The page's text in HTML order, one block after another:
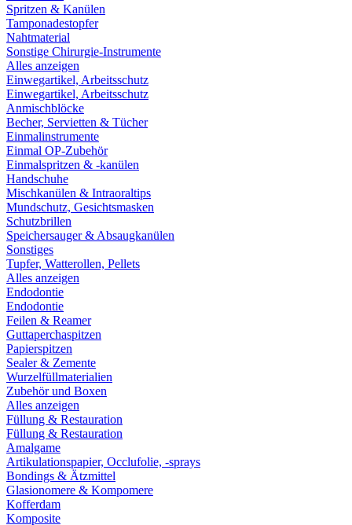
Spritzen & Kanülen
Tamponadestopfer
Nahtmaterial
Sonstige Chirurgie-Instrumente
Alles anzeigen
Einwegartikel, Arbeitsschutz
Einwegartikel, Arbeitsschutz
Anmischblöcke
Becher, Servietten & Tücher
Einmalinstrumente
Einmal OP-Zubehör
Einmalspritzen & -kanülen
Handschuhe
Mischkanülen & Intraoraltips
Mundschutz, Gesichtsmasken
Schutzbrillen
Speichersauger & Absaugkanülen
Sonstiges
Tupfer, Watterollen, Pellets
Alles anzeigen
Endodontie
Endodontie
Feilen & Reamer
Guttaperchaspitzen
Papierspitzen
Sealer & Zemente
Wurzelfüllmaterialien
Zubehör und Boxen
Alles anzeigen
Füllung & Restauration
Füllung & Restauration
Amalgame
Artikulationspapier, Occlufolie, -sprays
Bondings & Ätzmittel
Glasionomere & Kompomere
Kofferdam
Komposite